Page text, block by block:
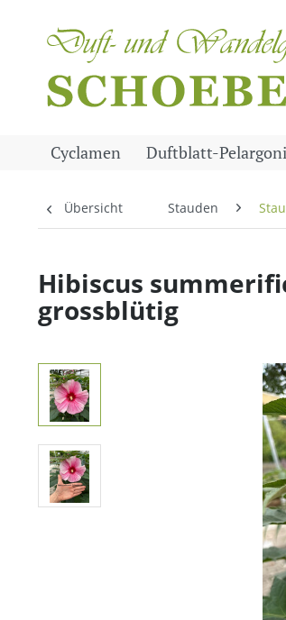
Cyclamen Duftblatt-
Übersicht Stauden
Hibiscus
grossblütig